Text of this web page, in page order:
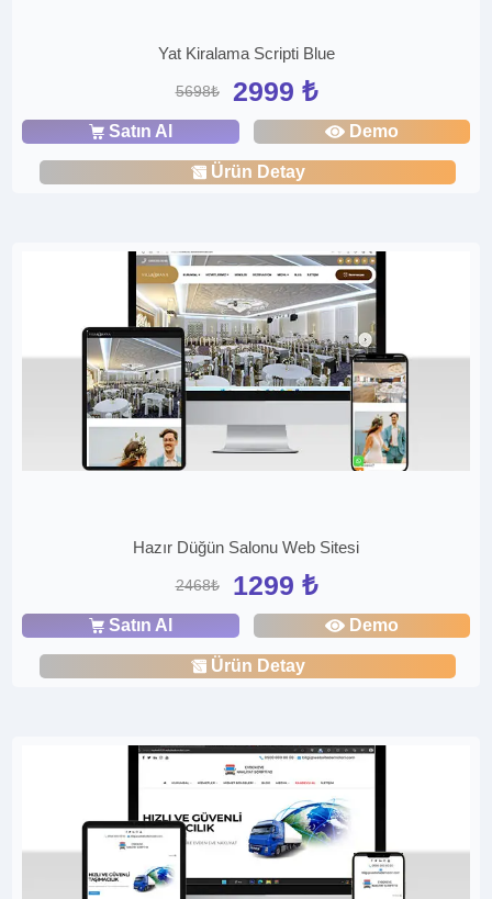
Yat Kiralama Scripti Blue
5698₺ 2999 ₺
Satın Al Demo
Ürün Detay
Hazır Düğün Salonu Web Sitesi
2468₺ 1299 ₺
Satın Al Demo
Ürün Detay